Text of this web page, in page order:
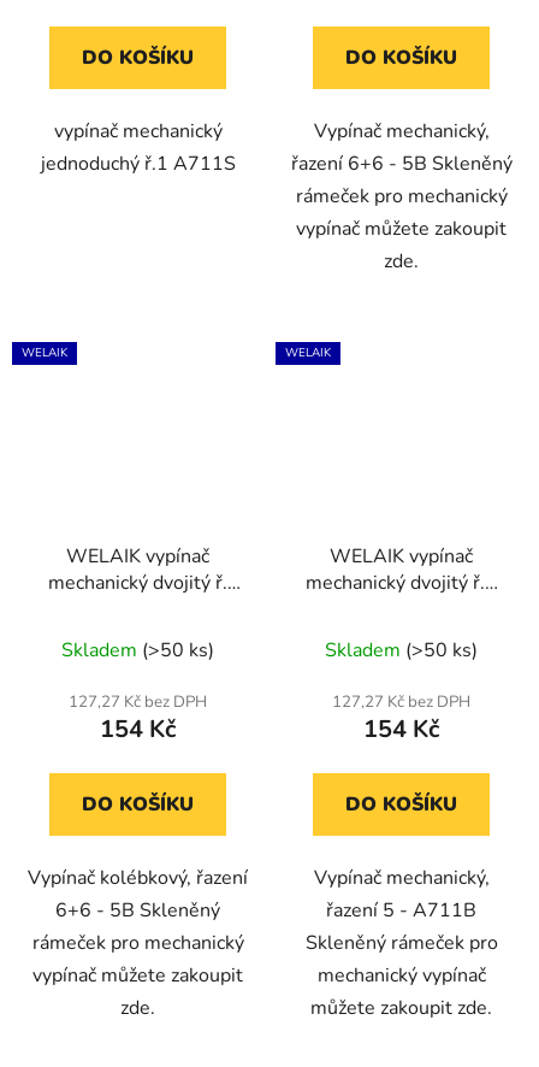
DO KOŠÍKU
vypínač mechanický
jednoduchý ř.1 A711S
DO KOŠÍKU
Vypínač mechanický,
řazení 6+6 - 5B Skleněný
rámeček pro mechanický
vypínač můžete zakoupit
zde.
WELAIK
WELAIK vypínač
mechanický dvojitý ř.
Skladem (>50 ks)
127,27 Kč bez DPH
154 Kč
DO KOŠÍKU
Vypínač kolébkový, řazení
6+6 - 5B Skleněný
rámeček pro mechanický
vypínač můžete zakoupit
zde.
WELAIK
WELAIK vypínač
mechanický dvojitý ř.5
Skladem (>50 ks)
127,27 Kč bez DPH
154 Kč
DO KOŠÍKU
Vypínač mechanický,
řazení 5 - A711B
Skleněný rámeček pro
mechanický vypínač
můžete zakoupit zde.